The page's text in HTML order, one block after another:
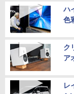
ハ
色
ク
ア
レ